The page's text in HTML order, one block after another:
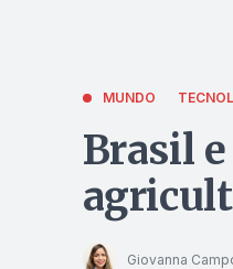
MUNDO
Brasil
Giovanna